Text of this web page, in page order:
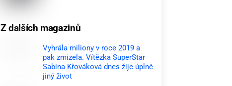
Z dalších magazinů
Vyhrála miliony v roce 2019 a
pak zmizela. Vítězka SuperStar
Sabina Křováková dnes žije úplně
jiný život